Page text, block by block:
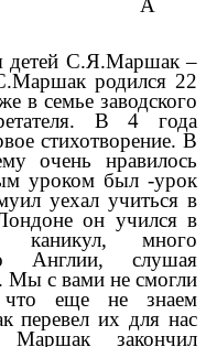
детей С.Я.Маршак –
родился 22
в семье заводского
В 4 года
стихотворение. В
очень нравилось
уроком был -урок
уехал учиться в
он учился в
каникул, много
Англии, слушая
Мы с вами не смогли
еще не знаем
перевел их для нас
закончил